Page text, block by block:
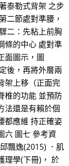
泰勒式背架 之步
二節處對準腰，
二：先粘上前胸
條的中心 處對準
面圖示，圖
後，再將外層兩
架上移（正面完
椎的功能 並預防
法還是有賴於個
都應維 持正確姿
六 圖七 參考資
飄逸(2015) ．肌
理學(下冊)， 於